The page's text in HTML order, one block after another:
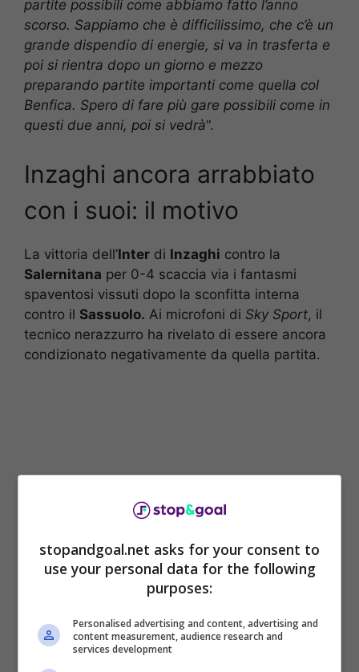
partite possibili come abbiamo fatto l’anno
scorso. Sappiamo che è difficilissimo, che c’è un
grande dispendio di energie, si va in trasferta e
poi si rientra dopo un giorno e mezzo
preparando partite importanti come quella col
Benfica. Spero di fare più gare possibili come in
questi due anni, poi si vedrà“.
Inzaghi ancora arrabbiato
con i suoi: il motivo
La vittoria dell’Inter di Inzaghi contro la
Salernitana per 0-4 scaccia via i fantasmi
spaventosi vissuti dopo la sconfitta interna
contro il Sassuolo. Ai microfoni di Sky Sport, il
tecnico nerazzurro ha rivelato di essere ancora
condizionato negativamente da quella partita.
“Non ho preso bene la sconfitta con il Sassuolo,
ne abbiamo parlato con i ragazzi. Abbiamo
fatto 60 minuti buoni, poi abbiamo concesso l’1-
stopandgoal.net asks for your consent to
use your personal data for the following
purposes:
Personalised advertising and content, advertising and
content measurement, audience research and
services development